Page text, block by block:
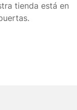
tienda está en